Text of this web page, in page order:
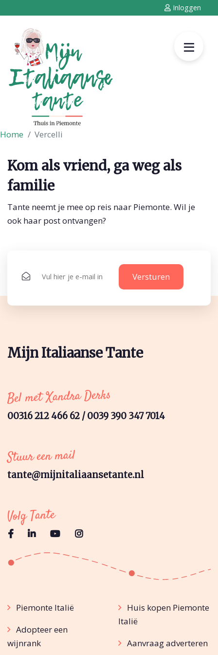
Inloggen
Home Vercelli
Kom als vriend, ga weg als
familie
Tante neemt je mee op reis naar Piemonte. Wil je
ook haar post ontvangen?
Mijn Italiaanse Tante
Bel met Xandra Derks
00316 212 466 62 / 0039 390 347 7014
Stuur een mail
tante@mijnitaliaansetante.nl
Volg Tante
Piemonte Italië
Adopteer een
wijnrank
Huis kopen Piemonte
Italië
Aanvraag adverteren